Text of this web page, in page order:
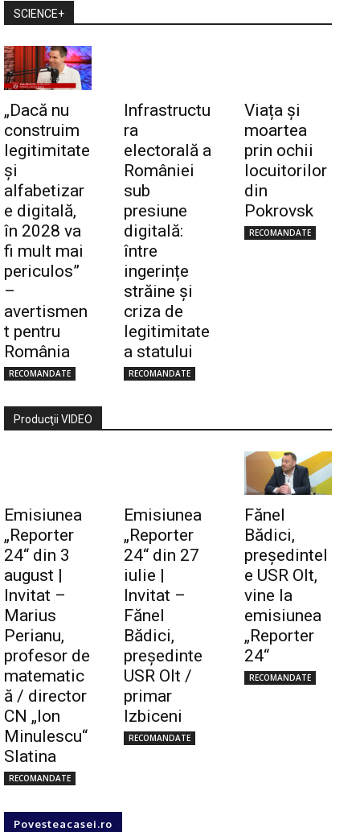
SCIENCE+
„Dacă nu
construim
legitimitate
și
alfabetizar
e digitală,
în 2028 va
fi mult mai
periculos”
–
avertismen
t pentru
România
RECOMANDATE
Infrastructu
ra
electorală a
României
sub
presiune
digitală:
între
ingerințe
străine și
criza de
legitimitate
a statului
RECOMANDATE
Viața și
moartea
prin ochii
locuitorilor
din
Pokrovsk
RECOMANDATE
Producţii VIDEO
Emisiunea
„Reporter
24“ din 3
august |
Invitat –
Marius
Perianu,
profesor de
matematic
ă / director
CN „Ion
Minulescu“
Slatina
RECOMANDATE
Emisiunea
„Reporter
24“ din 27
iulie |
Invitat –
Fănel
Bădici,
preşedinte
USR Olt /
primar
Izbiceni
RECOMANDATE
Fănel
Bădici,
preşedintel
e USR Olt,
vine la
emisiunea
„Reporter
24“
RECOMANDATE
Povesteacasei.ro